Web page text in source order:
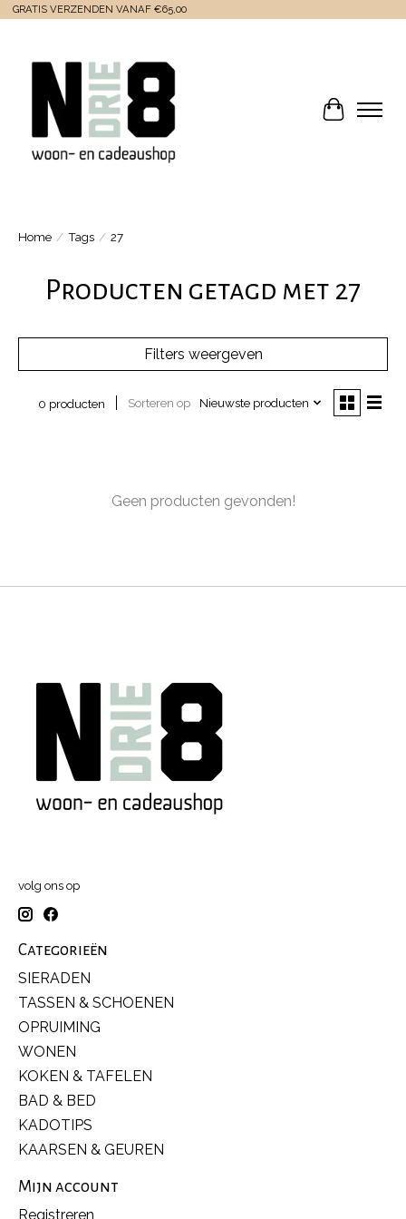
GRATIS VERZENDEN VANAF €65,00
Home / Tags / 27
Producten getagd met 27
Filters weergeven
0 producten Sorteren op Nieuwste producten
Geen producten gevonden!
volg ons op
Categorieën
SIERADEN
TASSEN & SCHOENEN
OPRUIMING
WONEN
KOKEN & TAFELEN
BAD & BED
KADOTIPS
KAARSEN & GEUREN
Mijn account
Registreren